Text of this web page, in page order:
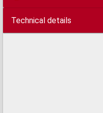
Technical details